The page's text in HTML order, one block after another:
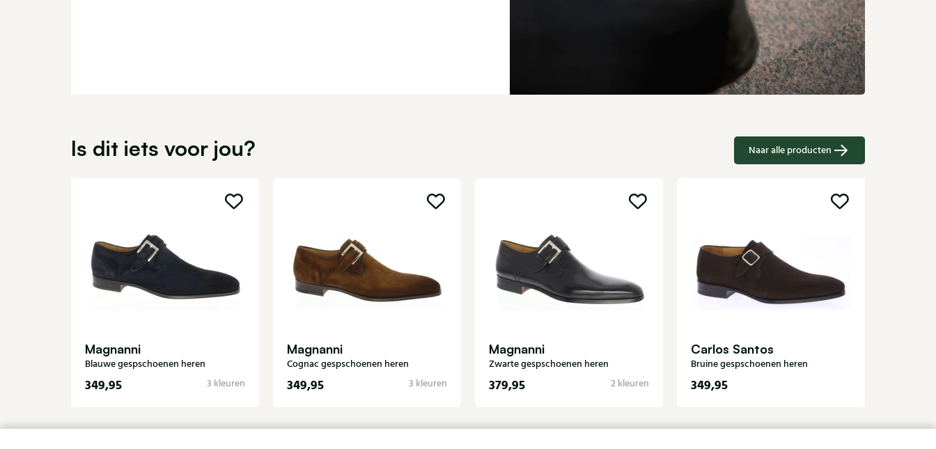
Is dit iets voor jou? Naar alle producten
Magnanni
Blauwe gespschoenen heren
349,95 3 kleuren
Magnanni
Cognac gespschoenen heren
349,95 3 kleuren
Magnanni
Zwarte gespschoenen heren
379,95 2 kleuren
Carlos Santos
Bruine gespschoenen heren
349,95